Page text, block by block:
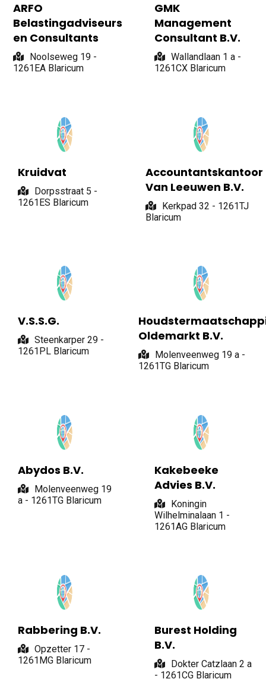
ARFO
Belastingadviseurs
en Consultants
Noolseweg 19 -
1261EA Blaricum
GMK
Management
Consultant B.V.
Wallandlaan 1 a -
1261CX Blaricum
Kruidvat
Dorpsstraat 5 -
1261ES Blaricum
Accountantskantoor
Van Leeuwen B.V.
Kerkpad 32 - 1261TJ
Blaricum
V.S.S.G.
Steenkarper 29 -
1261PL Blaricum
Oldemarkt B.V.
Molenveenweg 19 a -
1261TG Blaricum
Abydos B.V.
Molenveenweg 19
a - 1261TG Blaricum
Kakebeeke
Advies B.V.
Koningin
Wilhelminalaan 1 -
1261AG Blaricum
Rabbering B.V.
Opzetter 17 -
1261MG Blaricum
Burest Holding
B.V.
Dokter Catzlaan 2 a
- 1261CG Blaricum